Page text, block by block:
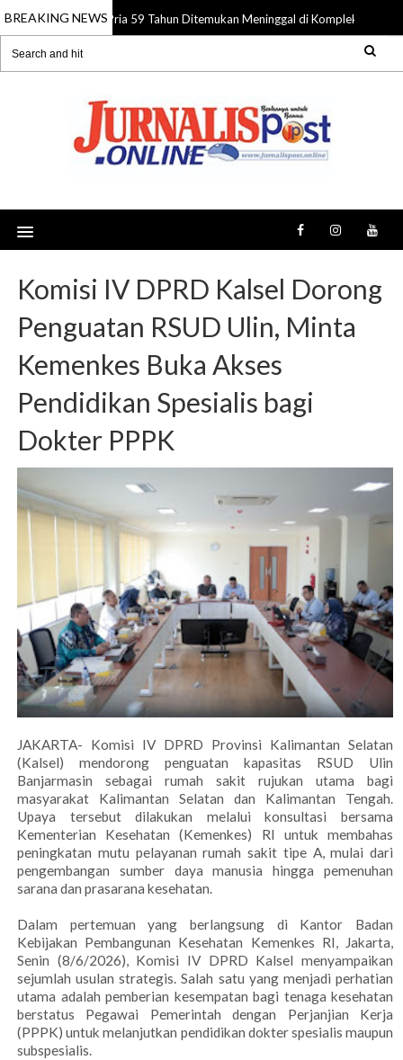
BREAKING NEWS
08 Aug 2026 Pria 59 Tahun Ditemukan Meninggal di Komplek Pasar
Komisi IV DPRD Kalsel Dorong
Penguatan RSUD Ulin, Minta
Kemenkes Buka Akses
Pendidikan Spesialis bagi
Dokter PPPK
JAKARTA- Komisi IV DPRD Provinsi Kalimantan Selatan
(Kalsel) mendorong penguatan kapasitas RSUD Ulin
Banjarmasin sebagai rumah sakit rujukan utama bagi
masyarakat Kalimantan Selatan dan Kalimantan Tengah.
Upaya tersebut dilakukan melalui konsultasi bersama
Kementerian Kesehatan (Kemenkes) RI untuk membahas
peningkatan mutu pelayanan rumah sakit tipe A, mulai dari
pengembangan sumber daya manusia hingga pemenuhan
sarana dan prasarana kesehatan.
Dalam pertemuan yang berlangsung di Kantor Badan
Kebijakan Pembangunan Kesehatan Kemenkes RI, Jakarta,
Senin (8/6/2026), Komisi IV DPRD Kalsel menyampaikan
sejumlah usulan strategis. Salah satu yang menjadi perhatian
utama adalah pemberian kesempatan bagi tenaga kesehatan
berstatus Pegawai Pemerintah dengan Perjanjian Kerja
(PPPK) untuk melanjutkan pendidikan dokter spesialis maupun
subspesialis.